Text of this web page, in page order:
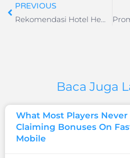
PREVIOUS
Baca Juga
What Most Players
Claiming Bonuses On
Mobile